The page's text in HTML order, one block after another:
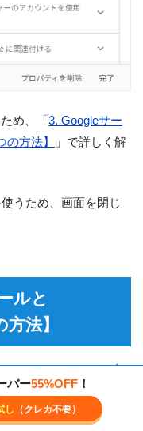
め、「3. Googleサー
方法】
」で詳しく解
うため、画面を閉じ
ルと
法】
ルとWordPressを連
す。
バー55%OFF ！
し （クレカ不要）